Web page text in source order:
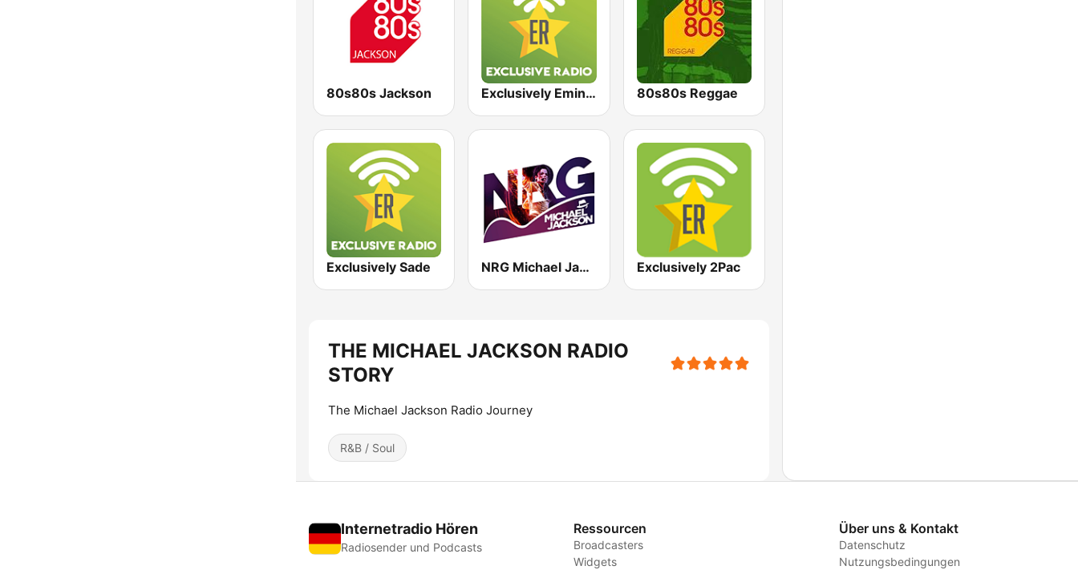
80s80s Jackson Exclusively Eminem 80s80s Reggae
Exclusively Sade NRG Michael Jackson Exclusively 2Pac
THE MICHAEL JACKSON RADIO
STORY
The Michael Jackson Radio Journey
R&B / Soul
Internetradio Hören
Radiosender und Podcasts
Ressourcen
Broadcasters
Widgets
Über uns & Kontakt
Datenschutz
Nutzungsbedingungen